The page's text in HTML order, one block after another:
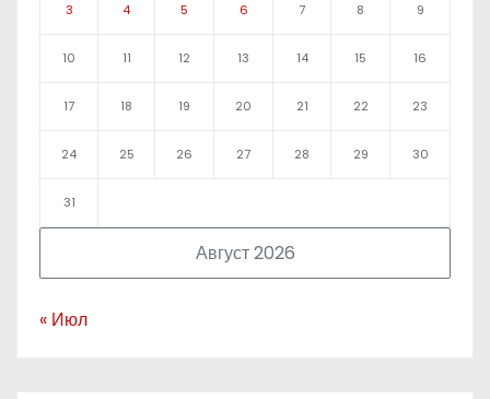
Август 2026
3 4 5 6 7 8 9
10 11 12 13 14 15 16
17 18 19 20 21 22 23
24 25 26 27 28 29 30
31
« Июл